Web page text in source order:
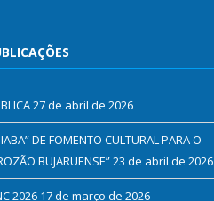
27 de abril de 2026
DE FOMENTO CULTURAL PARA O
BUJARUENSE”23 de abril de 2026
2026 17 de março de 2026